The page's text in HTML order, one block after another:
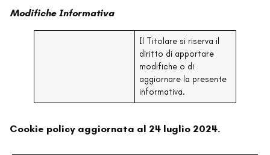
Modifiche Informativa
Il Titolare si riserva il
diritto di apportare
modifiche o di
aggiornare la presente
informativa.
Cookie policy aggiornata al 24 luglio 2024.